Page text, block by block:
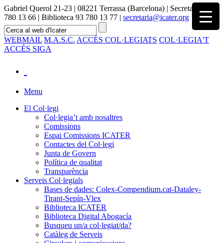
Gabriel Querol 21-23 | 08221 Terrassa (Barcelona) | Secretaria 93
780 13 66 | Biblioteca 93 780 13 77 | secretaria@icater.org
WEBMAIL M.A.S.C. ACCÉS COL·LEGIATS COL·LEGIA'T
ACCÉS SIGA
Menu
El Col·legi
Col·legia’t amb nosaltres
Comissions
Espai Comissions ICATER
Contactes del Col·legi
Junta de Govern
Política de qualitat
Transparència
Serveis Col·legials
Bases de dades: Colex-Compendium.cat-Dataley-
Tirant-Sepín-Vlex
Biblioteca ICATER
Biblioteca Digital Abogacía
Busqueu un/a col·legiat/da?
Catàleg de Serveis